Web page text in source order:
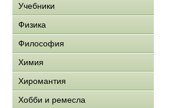
Учебники
Физика
Философия
Химия
Хиромантия
Хобби и ремесла